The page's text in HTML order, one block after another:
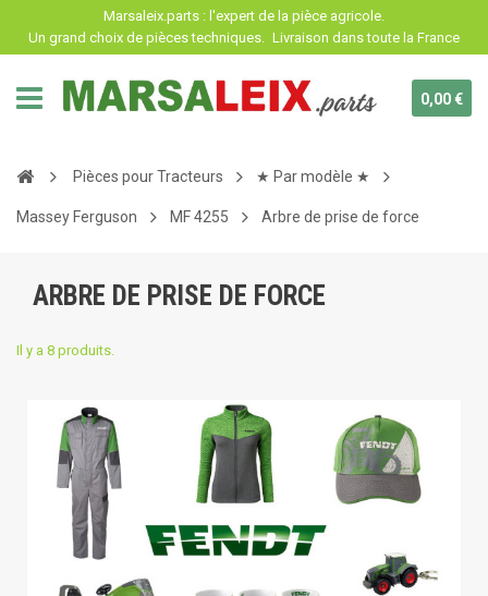
Marsaleix.parts : l'expert de la pièce agricole.
Un grand choix de pièces techniques. Livraison dans toute la France
0,00 €
Pièces pour Tracteurs ★ Par modèle ★
Massey Ferguson MF 4255 Arbre de prise de force
ARBRE DE PRISE DE FORCE
Il y a 8 produits.
Panneau de gestion des cookies